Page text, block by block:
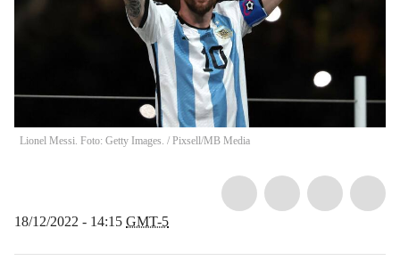
Lionel Messi. Foto: Getty Images. / Pixsell/MB Media
18/12/2022 - 14:15 GMT-5